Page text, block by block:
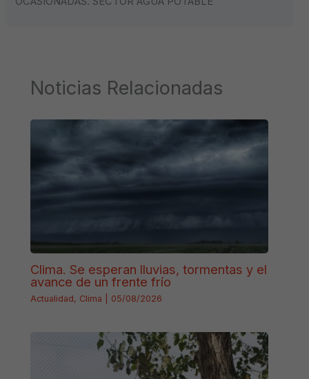
Noticias Relacionadas
Clima. Se esperan lluvias, tormentas y el
avance de un frente frío
Actualidad, Clima 05/08/2026